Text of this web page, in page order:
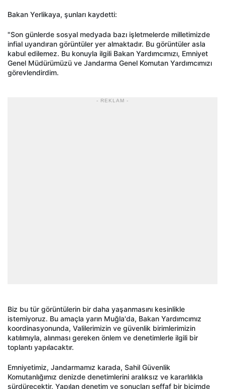
Bakan Yerlikaya, şunları kaydetti:
"Son günlerde sosyal medyada bazı işletmelerde milletimizde
infial uyandıran görüntüler yer almaktadır. Bu görüntüler asla
kabul edilemez. Bu konuyla ilgili Bakan Yardımcımızı, Emniyet
Genel Müdürümüzü ve Jandarma Genel Komutan Yardımcımızı
görevlendirdim.
- REKLAM -
Biz bu tür görüntülerin bir daha yaşanmasını kesinlikle
istemiyoruz. Bu amaçla yarın Muğla'da, Bakan Yardımcımız
koordinasyonunda, Valilerimizin ve güvenlik birimlerimizin
katılımıyla, alınması gereken önlem ve denetimlerle ilgili bir
toplantı yapılacaktır.
Emniyetimiz, Jandarmamız karada, Sahil Güvenlik
Komutanlığımız denizde denetimlerini aralıksız ve kararlılıkla
sürdürecektir. Yapılan denetim ve sonuçları şeffaf bir biçimde